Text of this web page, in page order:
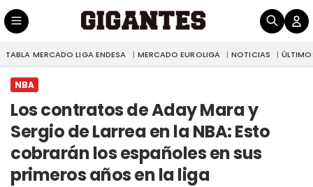
TABLA MERCADO LIGA ENDESA MERCADO EUROLIGA NOTICIAS
NBA
Los contratos de Aday Mara y
Sergio de Larrea en la NBA: Esto
cobrarán los españoles en sus
primeros años en la liga
NBA | Los contratos de Aday Mara y Sergio de Larrea en la NBA: Esto cobrarán los españoles en sus primeros años en la liga